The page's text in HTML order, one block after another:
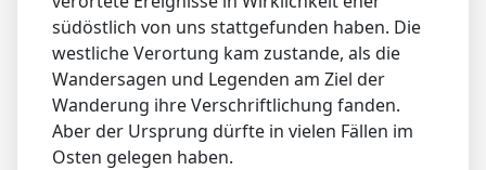
südöstlich von uns stattgefunden haben. Die
westliche Verortung kam zustande, als die
Wandersagen und Legenden am Ziel der
Wanderung ihre Verschriftlichung fanden.
Aber der Ursprung dürfte in vielen Fällen im
Osten gelegen haben.